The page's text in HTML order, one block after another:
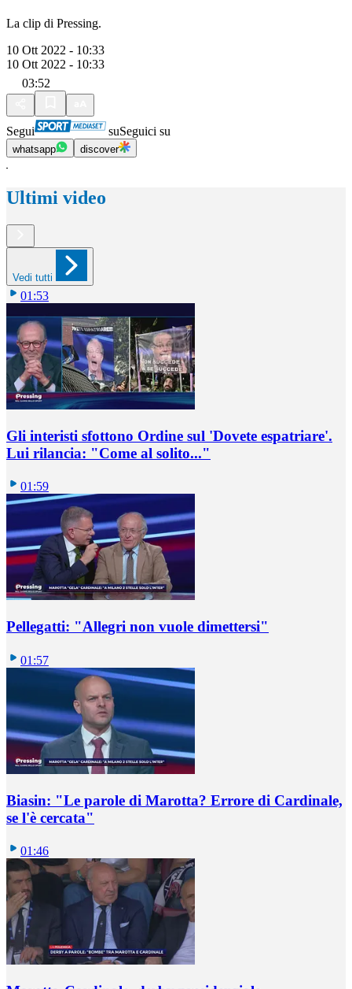
La clip di Pressing.
10 Ott 2022 - 10:33
10 Ott 2022 - 10:33
03:52
Segui suSeguici su
whatsapp discover
Ultimi video
Vedi tutti
01:53
Gli interisti sfottono Ordine sul 'Dovete espatriare'.
Lui rilancia: "Come al solito..."
01:59
Pellegatti: "Allegri non vuole dimettersi"
01:57
Biasin: "Le parole di Marotta? Errore di Cardinale,
se l'è cercata"
01:46